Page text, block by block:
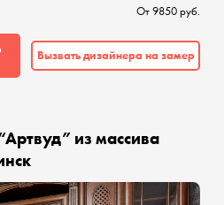
От 9850 руб.
Вызвать дизайнера на замер
из массива